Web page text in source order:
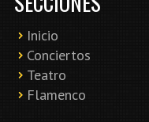
Inicio
Conciertos
Teatro
Flamenco